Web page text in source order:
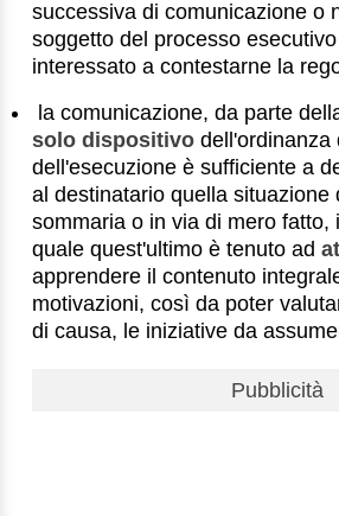
successiva di comunicazione o
soggetto del processo
interessato a contestarne la
la comunicazione, da parte
solo dispositivo dell'ordinanza
dell'esecuzione è sufficiente a
al destinatario quella situazione
sommaria o in via di mero fatto,
quale quest'ultimo è tenuto ad
apprendere il contenuto
motivazioni, così da poter
di causa, le iniziative da
Pubblicità